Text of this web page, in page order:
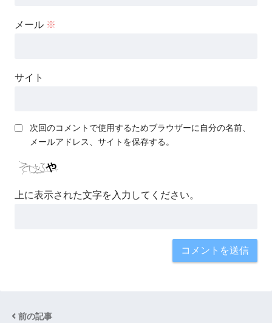
メール ※
サイト
次回のコメントで使用するためブラウザーに自分の名前、
メールアドレス、サイトを保存する。
上に表示された文字を入力してください。
前の記事